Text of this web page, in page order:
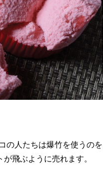
の人たちは爆竹を使うのを
飛ぶように売れます。